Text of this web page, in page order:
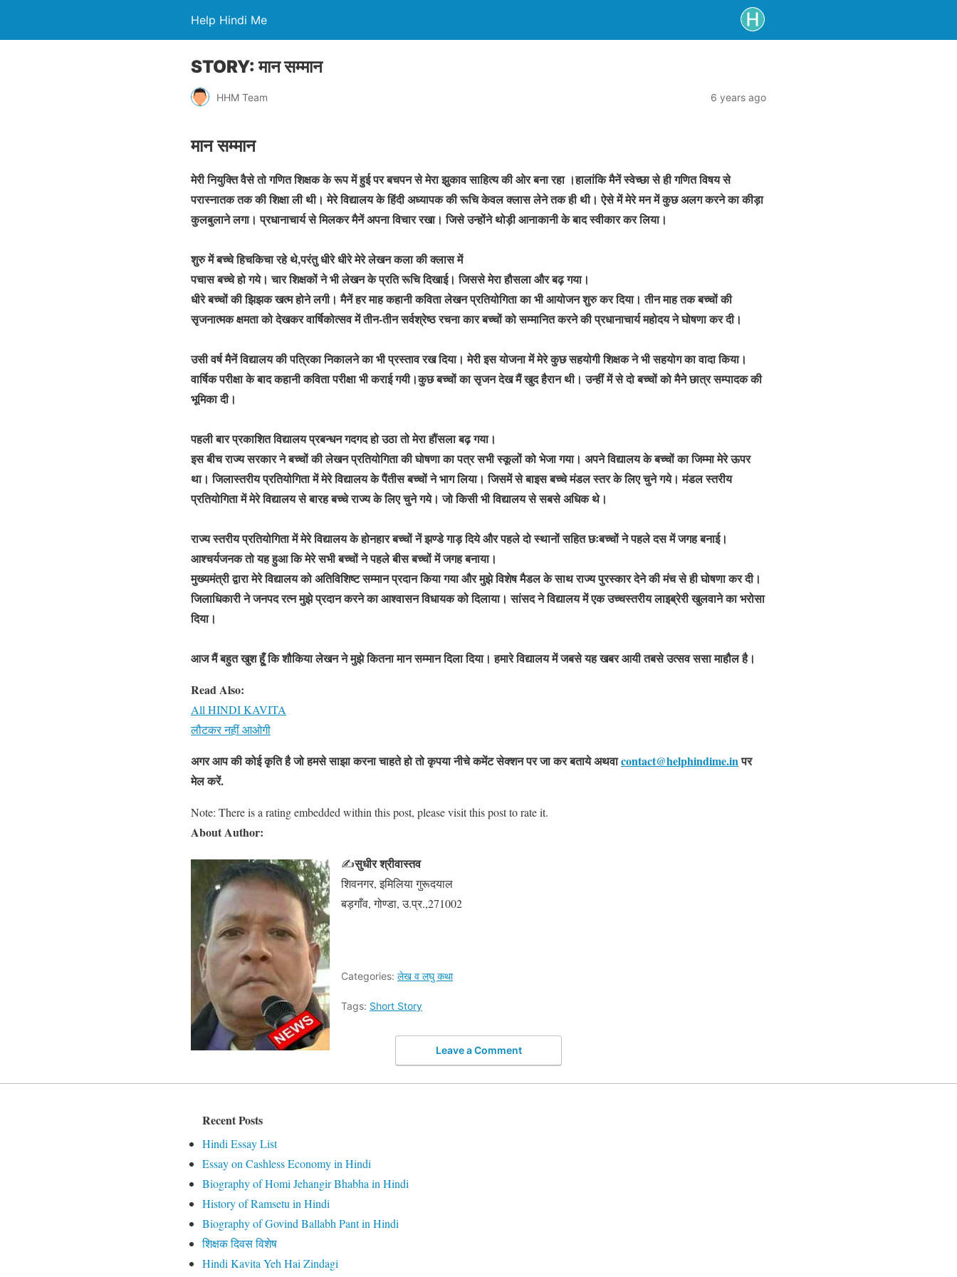
Help Hindi Me
STORY: मान सम्मान
HHM Team 6 years ago
मान सम्मान
मेरी नियुक्ति वैसे तो गणित शिक्षक के रूप में हुई पर बचपन से मेरा झुकाव साहित्य की ओर बना रहा ।हालांकि मैनें स्वेच्छा से ही गणित विषय से
परास्नातक तक की शिक्षा ली थी। मेरे विद्यालय के हिंदी अध्यापक की रूचि केवल क्लास लेने तक ही थी। ऐसे में मेरे मन में कुछ अलग करने का कीड़ा
कुलबुलाने लगा। प्रधानाचार्य से मिलकर मैनें अपना विचार रखा। जिसे उन्होंने थोड़ी आनाकानी के बाद स्वीकार कर लिया।
शुरु में बच्चे हिचकिचा रहे थे,परंतु धीरे धीरे मेरे लेखन कला की क्लास में
पचास बच्चे हो गये। चार शिक्षकों ने भी लेखन के प्रति रूचि दिखाई। जिससे मेरा हौसला और बढ़ गया।
धीरे बच्चों की झिझक खत्म होने लगी। मैनें हर माह कहानी कविता लेखन प्रतियोगिता का भी आयोजन शुरु कर दिया। तीन माह तक बच्चों की
सृजनात्मक क्षमता को देखकर वार्षिकोत्सव में तीन-तीन सर्वश्रेष्ठ रचना कार बच्चों को सम्मानित करने की प्रधानाचार्य महोदय ने घोषणा कर दी।
उसी वर्ष मैनें विद्यालय की पत्रिका निकालने का भी प्रस्ताव रख दिया। मेरी इस योजना में मेरे कुछ सहयोगी शिक्षक ने भी सहयोग का वादा किया।
वार्षिक परीक्षा के बाद कहानी कविता परीक्षा भी कराई गयी।कुछ बच्चों का सृजन देख मैं खुद हैरान थी। उन्हीं में से दो बच्चों को मैने छात्र सम्पादक की
भूमिका दी।
पहली बार प्रकाशित विद्यालय प्रबन्धन गदगद हो उठा तो मेरा हौंसला बढ़ गया।
इस बीच राज्य सरकार ने बच्चों की लेखन प्रतियोगिता की घोषणा का पत्र सभी स्कूलों को भेजा गया। अपने विद्यालय के बच्चों का जिम्मा मेरे ऊपर
था। जिलास्तरीय प्रतियोगिता में मेरे विद्यालय के पैंतीस बच्चों ने भाग लिया। जिसमें से बाइस बच्चे मंडल स्तर के लिए चुने गये। मंडल स्तरीय
प्रतियोगिता में मेरे विद्यालय से बारह बच्चे राज्य के लिए चुने गये। जो किसी भी विद्यालय से सबसे अधिक थे।
राज्य स्तरीय प्रतियोगिता में मेरे विद्यालय के होनहार बच्चों नें झण्डे गाड़ दिये और पहले दो स्थानों सहित छःबच्चों ने पहले दस में जगह बनाई।
आश्चर्यजनक तो यह हुआ कि मेरे सभी बच्चों ने पहले बीस बच्चों में जगह बनाया।
मुख्यमंत्री द्वारा मेरे विद्यालय को अतिविशिष्ट सम्मान प्रदान किया गया और मुझे विशेष मैडल के साथ राज्य पुरस्कार देने की मंच से ही घोषणा कर दी।
जिलाधिकारी ने जनपद रत्न मुझे प्रदान करने का आश्वासन विधायक को दिलाया। सांसद ने विद्यालय में एक उच्चस्तरीय लाइब्रेरी खुलवाने का भरोसा
दिया।
आज मैं बहुत खुश हू्ँ कि शौकिया लेखन ने मुझे कितना मान सम्मान दिला दिया। हमारे विद्यालय में जबसे यह खबर आयी तबसे उत्सव ससा माहौल है।
Read Also:
All HINDI KAVITA
लौटकर नहीं आओगी
अगर आप की कोई कृति है जो हमसे साझा करना चाहते हो तो कृपया नीचे कमेंट सेक्शन पर जा कर बतायेअथवाcontact@helphindime.inपर
मेल करें.
Note: There is a rating embedded within this post, please visit this post to rate it.
About Author:
✍सुधीर श्रीवास्तव
शिवनगर, इमिलिया गुरूदयाल
बड़गाँव, गोण्डा, उ.प्र.,271002
Categories: लेख व लघु कथा
Tags: Short Story
Leave a Comment
Recent Posts
Hindi Essay List
Essay on Cashless Economy in Hindi
Biography of Homi Jehangir Bhabha in Hindi
History of Ramsetu in Hindi
Biography of Govind Ballabh Pant in Hindi
शिक्षक दिवस विशेष
Hindi Kavita Yeh Hai Zindagi